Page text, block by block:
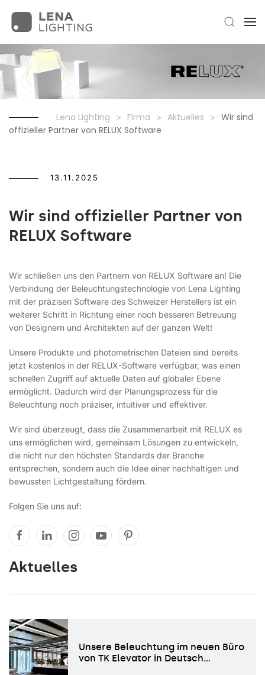
Lena Lighting Firma Aktuelles
Wir sind
offizieller Partner von RELUX Software
13.11.2025
Wir sind offizieller Partner von
RELUX Software
Wir schließen uns den Partnern von RELUX Software an! Die
Verbindung der Beleuchtungstechnologie von Lena Lighting
mit der präzisen Software des Schweizer Herstellers ist ein
weiterer Schritt in Richtung einer noch besseren Betreuung
von Designern und Architekten auf der ganzen Welt!
Unsere Produkte und photometrischen Dateien sind bereits
jetzt kostenlos in der RELUX-Software verfügbar, was einen
schnellen Zugriff auf aktuelle Daten auf globaler Ebene
ermöglicht. Dadurch wird der Planungsprozess für die
Beleuchtung noch präziser, intuitiver und effektiver.
Wir sind überzeugt, dass die Zusammenarbeit mit RELUX es
uns ermöglichen wird, gemeinsam Lösungen zu entwickeln,
die nicht nur den höchsten Standards der Branche
entsprechen, sondern auch die Idee einer nachhaltigen und
bewussten Lichtgestaltung fördern.
Folgen Sie uns auf:
Aktuelles
Unsere Beleuchtung im neuen Büro
von TK Elevator in Deutsch…